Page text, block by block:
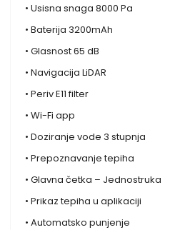
• Usisna snaga 8000 Pa
• Baterija 3200mAh
• Glasnost 65 dB
• Navigacija LiDAR
• Periv E11 filter
• Wi-Fi app
• Doziranje vode 3 stupnja
• Prepoznavanje tepiha
• Glavna četka – Jednostruka
• Prikaz tepiha u aplikaciji
• Automatsko punjenje